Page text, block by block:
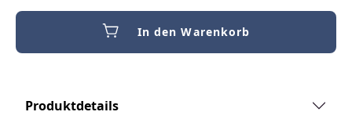
In den Warenkorb
Produktdetails